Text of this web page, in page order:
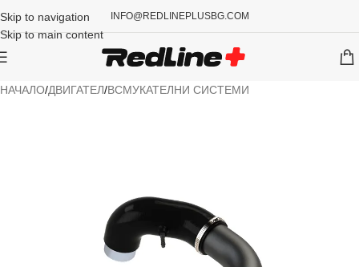
Skip to navigation
Skip to main content
INFO@REDLINEPLUSBG.COM
НАЧАЛО/ДВИГАТЕЛ/ВСМУКАТЕЛНИ СИСТЕМИ